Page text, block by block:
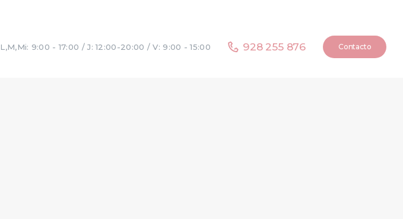
L,M,Mi: 9:00 - 17:00 / J: 12:00-20:00 / V: 9:00 - 15:00 928 255 876 Contacto